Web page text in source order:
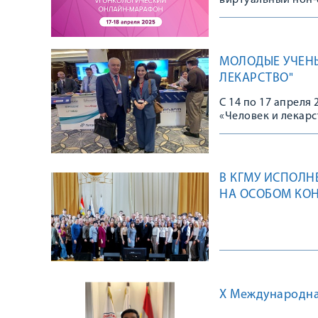
подходам в
наиболее
МОЛОДЫЕ
ЛЕКАРСТВО"
С 14 по 17 апреля
«Человек и
Министерства
профилактики
В КГМУ
НА ОСОБОМ
X